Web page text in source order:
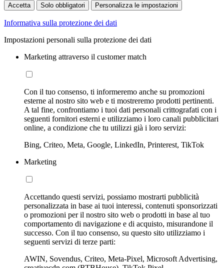
Accetta Solo obbligatori Personalizza le impostazioni
Informativa sulla protezione dei dati
Impostazioni personali sulla protezione dei dati
Marketing attraverso il customer match
Con il tuo consenso, ti informeremo anche su promozioni
esterne al nostro sito web e ti mostreremo prodotti pertinenti.
A tal fine, confrontiamo i tuoi dati personali crittografati con i
seguenti fornitori esterni e utilizziamo i loro canali pubblicitari
online, a condizione che tu utilizzi già i loro servizi:
Bing, Criteo, Meta, Google, LinkedIn, Printerest, TikTok
Marketing
Accettando questi servizi, possiamo mostrarti pubblicità
personalizzata in base ai tuoi interessi, contenuti sponsorizzati
o promozioni per il nostro sito web o prodotti in base al tuo
comportamento di navigazione e di acquisto, misurandone il
successo. Con il tuo consenso, su questo sito utilizziamo i
seguenti servizi di terze parti:
AWIN, Sovendus, Criteo, Meta-Pixel, Microsoft Advertising,